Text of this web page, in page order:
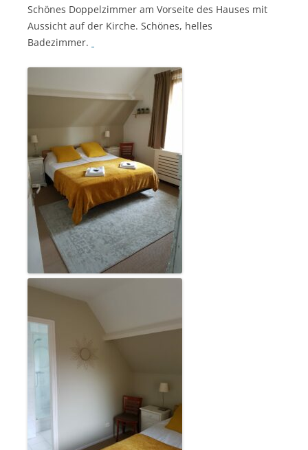
Schönes Doppelzimmer am Vorseite des Hauses mit
Aussicht auf der Kirche. Schönes, helles
Badezimmer.